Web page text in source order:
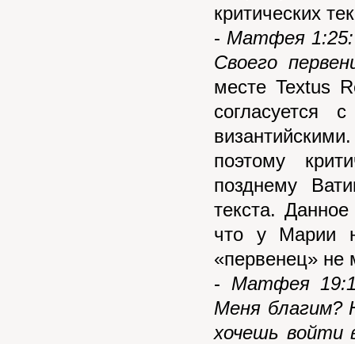
критических
- Матфея 1:25:
Своего
месте Textus
поэтому
позднему
текста.
что у Марии
«первенец» не
- Матфея
Меня благим?
хочешь войти